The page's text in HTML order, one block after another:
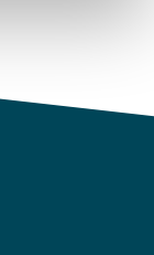
web con
y análisis